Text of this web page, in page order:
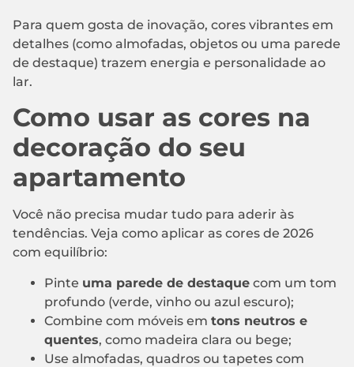
Para quem gosta de inovação, cores vibrantes em
detalhes (como almofadas, objetos ou uma parede
de destaque) trazem energia e personalidade ao
lar.
Como usar as cores na
decoração do seu
apartamento
Você não precisa mudar tudo para aderir às
tendências. Veja como aplicar as cores de 2026
com equilíbrio:
Pinte uma parede de destaque com um tom
profundo (verde, vinho ou azul escuro);
Combine com móveis em tons neutros e
quentes, como madeira clara ou bege;
Use almofadas, quadros ou tapetes com